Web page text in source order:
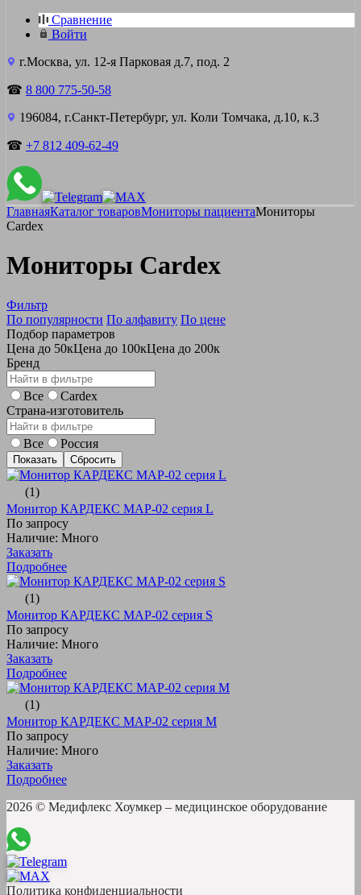
Сравнение
Войти
г.Москва, ул. 12-я Парковая д.7, под. 2
☎ 8 800 775-50-58
196084, г.Санкт-Петербург, ул. Коли Томчака, д.10, к.3
☎ +7 812 409-62-49
ГлавнаяКаталог товаровМониторы пациентаМониторы
Cardex
Мониторы Cardex
Фильтр
По популярности По алфавиту По цене
Подбор параметров
Цена до 50кЦена до 100кЦена до 200к
Бренд
Все
Cardex
Страна-изготовитель
Все Россия
(1)
Монитор КАРДЕКС МАР-02 серия L
По запросу
Наличие: Много
Заказать
Подробнее
(1)
Монитор КАРДЕКС МАР-02 серия S
По запросу
Наличие: Много
Заказать
Подробнее
(1)
Монитор КАРДЕКС МАР-02 серия M
По запросу
Наличие: Много
Заказать
Подробнее
2026 © Медифлекс Хоумкер – медицинское оборудование
Политика конфиденциальности